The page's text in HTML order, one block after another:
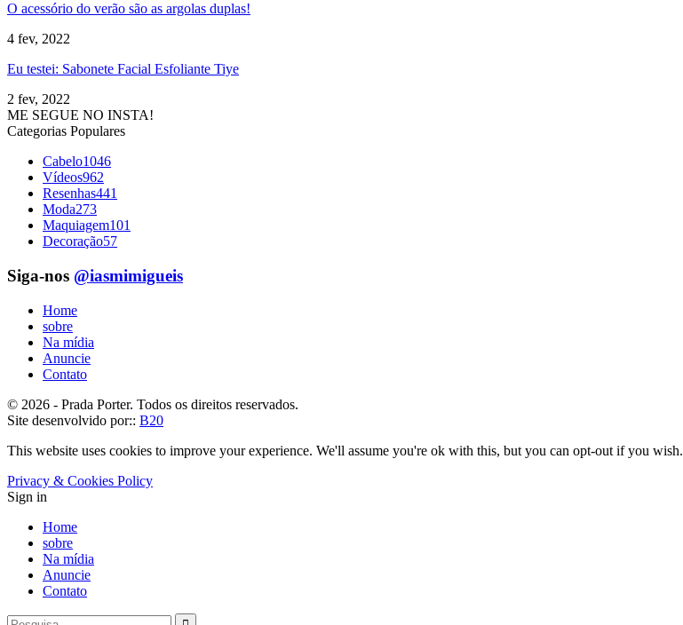
O acessório do verão são as argolas duplas!
4 fev, 2022
Eu testei: Sabonete Facial Esfoliante Tiye
2 fev, 2022
ME SEGUE NO INSTA!
Categorias Populares
Cabelo1046
Vídeos962
Resenhas441
Moda273
Maquiagem101
Decoração57
Siga-nos @iasmimigueis
Home
sobre
Na mídia
Anuncie
Contato
© 2026 - Prada Porter. Todos os direitos reservados.
Site desenvolvido por:: B20
This website uses cookies to improve your experience. We'll assume you're ok with this, but you can opt-out if you wish.
Privacy & Cookies Policy
Sign in
Home
sobre
Na mídia
Anuncie
Contato